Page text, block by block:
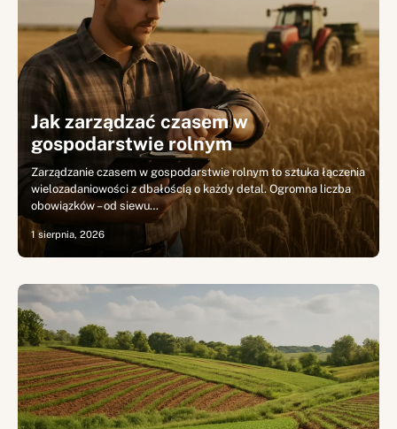
Jak zarządzać czasem w
gospodarstwie rolnym
Zarządzanie czasem w gospodarstwie rolnym to sztuka łączenia
wielozadaniowości z dbałością o każdy detal. Ogromna liczba
obowiązków – od siewu…
1 sierpnia, 2026